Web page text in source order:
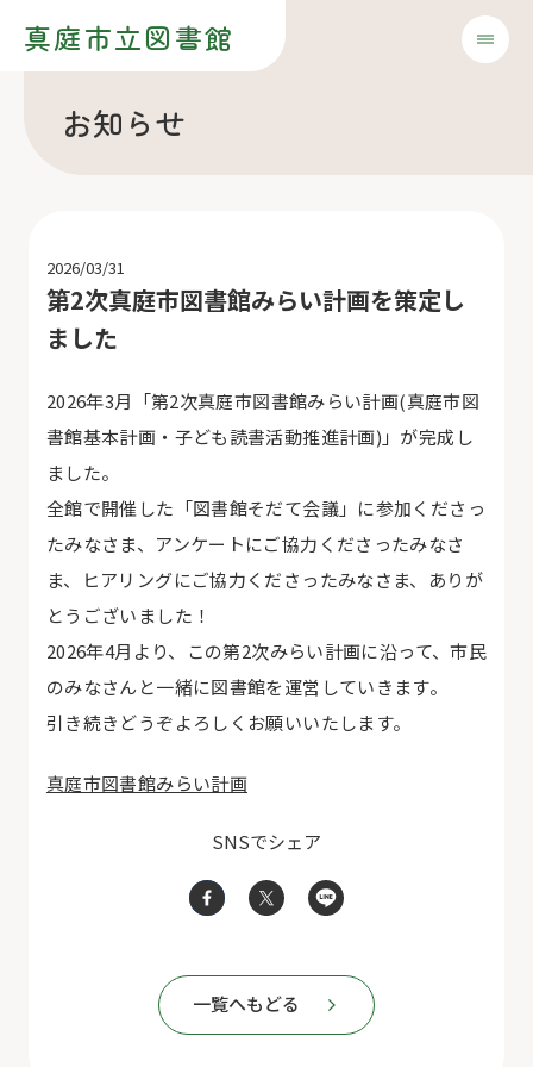
真庭市立図書館
お知らせ
2026/03/31
第2次真庭市図書館みらい計画を策定し
ました
2026年3月「第2次真庭市図書館みらい計画(真庭市図
書館基本計画・子ども読書活動推進計画)」が完成し
ました。
全館で開催した「図書館そだて会議」に参加くださっ
たみなさま、アンケートにご協力くださったみなさ
ま、ヒアリングにご協力くださったみなさま、ありが
とうございました！
2026年4月より、この第2次みらい計画に沿って、市民
のみなさんと一緒に図書館を運営していきます。
引き続きどうぞよろしくお願いいたします。
真庭市図書館みらい計画
SNSでシェア
一覧へもどる